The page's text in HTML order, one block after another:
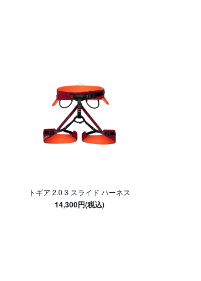
トギア 2.0 3 スライド ハーネス
14,300円(税込)